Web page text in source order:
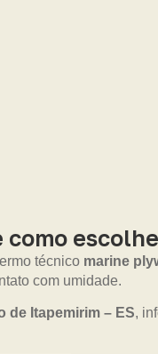
como
técnico marine
com umidade.
de Itapemirim – ES,